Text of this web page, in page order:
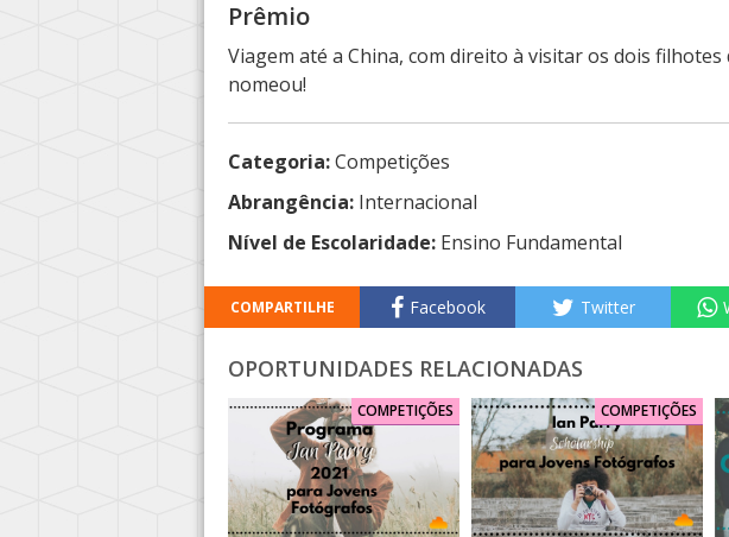
Prêmio
Viagem até a China, com direito à visitar os dois filhotes
nomeou!
Categoria:Competições
Abrangência: Internacional
Nível de Escolaridade: Ensino Fundamental
COMPARTILHE Facebook Twitter
OPORTUNIDADES RELACIONADAS
COMPETIÇÕES COMPETIÇÕES